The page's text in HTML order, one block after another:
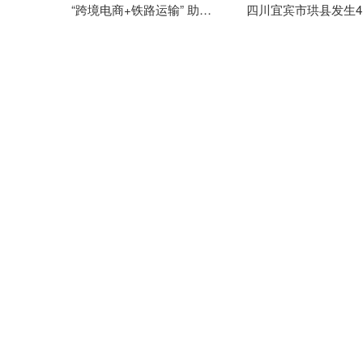
“跨境电商+铁路运输” 助力云南跨境电商商品快速通关